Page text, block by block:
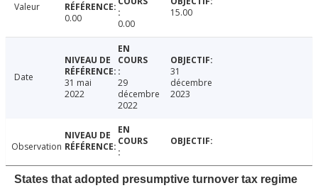
Valeur
0.00
0.00
15.00
Date
31 mai
2022
29
décembre
2022
31
décembre
2023
Observation
States that adopted presumptive turnover tax regime